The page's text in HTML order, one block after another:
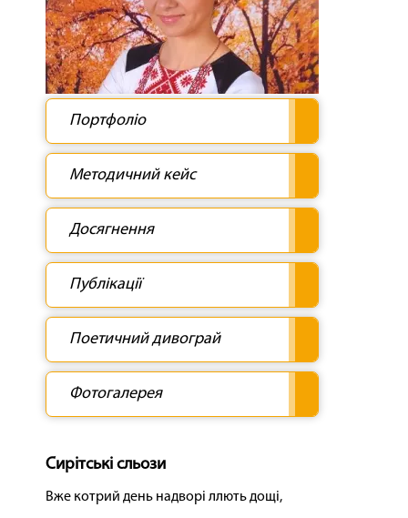
Портфоліо
Методичний кейс
Досягнення
Публікації
Поетичний дивограй
Фотогалерея
Сирітські сльози
Вже котрий день надворі ллють дощі,